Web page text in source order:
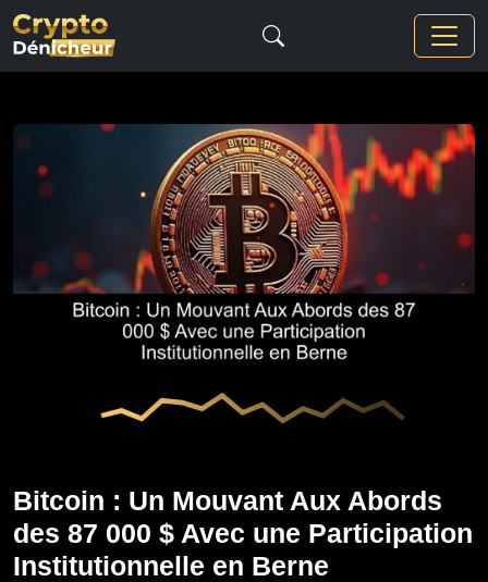
Bitcoin : Un Mouvant Aux Abords
des 87 000 $ Avec une Participation
Institutionnelle en Berne